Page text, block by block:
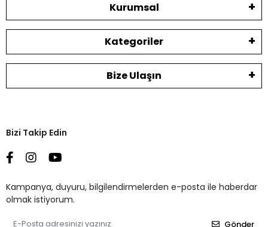
Kurumsal
Kategoriler
Bize Ulaşın
Bizi Takip Edin
Kampanya, duyuru, bilgilendirmelerden e-posta ile haberdar
olmak istiyorum.
Gönder